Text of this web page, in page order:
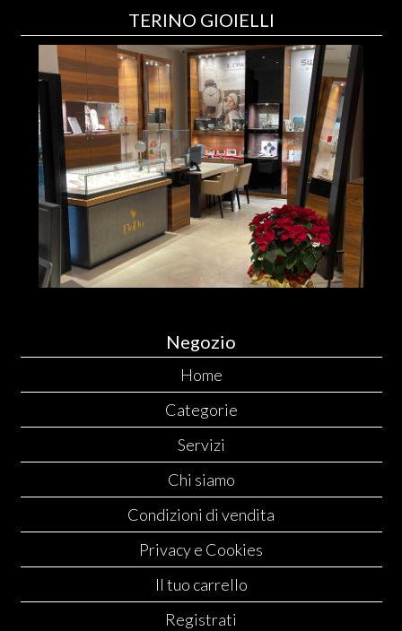
TERINO GIOIELLI
Negozio
Home
Categorie
Servizi
Chi siamo
Condizioni di vendita
Privacy e Cookies
Il tuo carrello
Registrati